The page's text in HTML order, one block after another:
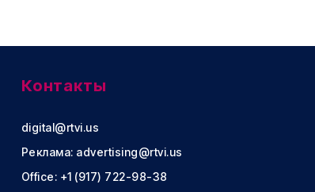
Контакты
digital@rtvi.us
Реклама: advertising@rtvi.us
Office: +1 (917) 722-98-38